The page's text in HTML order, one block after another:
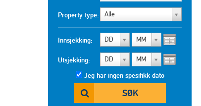
Property type: Alle
Innsjekking: DD MM
Utsjekking: DD MM
Jeg har ingen spesifikk dato
SØK